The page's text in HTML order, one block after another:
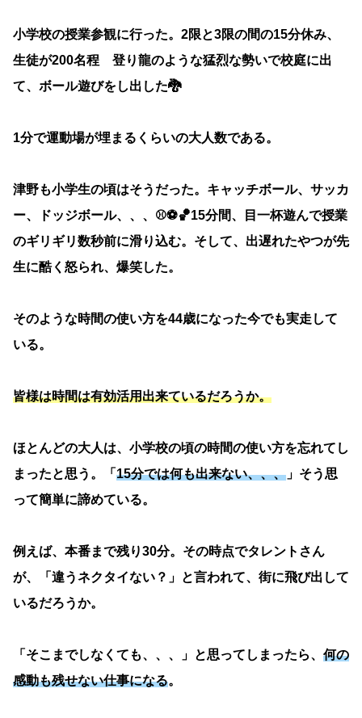
小学校の授業参観に行った。2限と3限の間の15分休み、
生徒が200名程 登り龍のような猛烈な勢いで校庭に出
て、ボール遊びをし出した🐉
1分で運動場が埋まるくらいの大人数である。
津野も小学生の頃はそうだった。キャッチボール、サッカ
ー、ドッジボール、、、⚾️⚽️🏀15分間、目一杯遊んで授業
のギリギリ数秒前に滑り込む。そして、出遅れたやつが先
生に酷く怒られ、爆笑した。
そのような時間の使い方を44歳になった今でも実走して
いる。
皆様は時間は有効活用出来ているだろうか。
ほとんどの大人は、小学校の頃の時間の使い方を忘れてし
まったと思う。「 15分では何も出来ない、、、 」そう思
って簡単に諦めている。
例えば、本番まで残り30分。その時点でタレントさん
が、「違うネクタイない？」と言われて、街に飛び出して
いるだろうか。
「そこまでしなくても、、、」と思ってしまったら、 何の
感動も残せない仕事になる。